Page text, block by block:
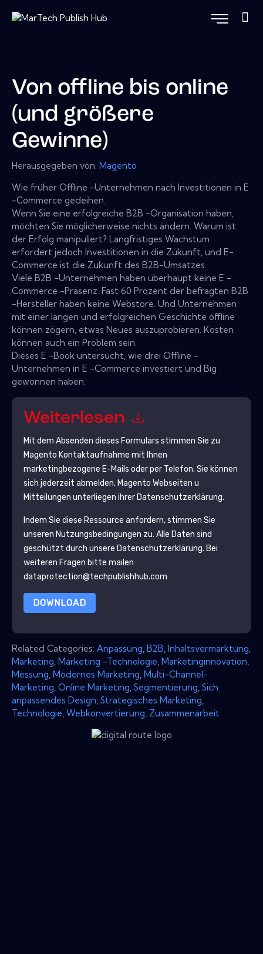
Von offline bis online
(und größere
Gewinne)
Herausgegeben von: Magento
Wie früher Offline -Unternehmen nach Investitionen in E
-Commerce gedeihen.
Wenn Sie eine erfolgreiche B2B -Organisation haben,
möchten Sie möglicherweise nichts ändern. Warum ist
der Erfolg manipuliert? Langfristiges Wachstum
erfordert jedoch Investitionen in die Zukunft, und E-
Commerce ist die Zukunft des B2B-Umsatzes.
Viele B2B -Unternehmen haben überhaupt keine E -
Commerce -Präsenz. Fast 60 Prozent der befragten B2B
-Hersteller haben keine Webstore. Und Unternehmen
mit einer langen und erfolgreichen Geschichte offline
können zögern, etwas Neues auszuprobieren. Kosten
können auch ein Problem sein.
Dieses E -Book untersucht, wie drei Offline -
Unternehmen in E -Commerce investiert und Big
gewonnen haben.
Weiterlesen
Mit dem Absenden dieses Formulars stimmen Sie zu
Magento Kontaktaufnahme mit Ihnen
marketingbezogene E-Mails oder per Telefon. Sie können
sich jederzeit abmelden. Magento Webseiten u
Mitteilungen unterliegen ihrer Datenschutzerklärung.
Indem Sie diese Ressource anfordern, stimmen Sie
unseren Nutzungsbedingungen zu. Alle Daten sind
geschützt durch unsere Datenschutzerklärung. Bei
weiteren Fragen bitte mailen
dataprotection@techpublishhub.com
DOWNLOAD
Related Categories: Anpassung B2B Inhaltsvermarktung
Marketing Marketing -Technologie Marketinginnovation
Messung Modernes Marketing Multi-Channel-
Marketing Online Marketing Segmentierung Sich
anpassendes Design Strategisches Marketing
Technologie Webkonvertierung Zusammenarbeit